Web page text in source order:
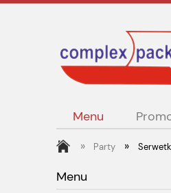
Menu
» Party »
Menu